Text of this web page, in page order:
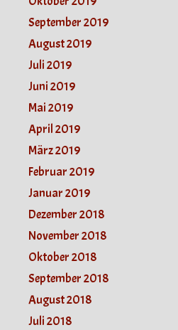
September 2019
August 2019
Juli 2019
Juni 2019
Mai 2019
April 2019
März 2019
Februar 2019
Januar 2019
Dezember 2018
November 2018
Oktober 2018
September 2018
August 2018
Juli 2018